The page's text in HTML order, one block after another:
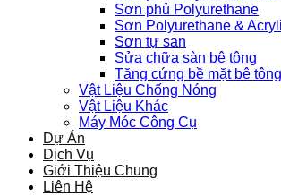
Sơn phủ Polyurethane
Sơn Polyurethane &
Sơn tự san
Sửa chữa sàn bê tông
Tăng cứng bề mặt bê tông
Vật Liệu Chống Nóng
Vật Liệu Khác
Máy Móc Công Cụ
Dự Án
Dịch Vụ
Giới Thiệu Chung
Liên Hệ